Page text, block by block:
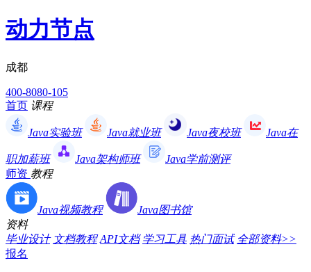
动力节点
成都
400-8080-105
首页 课程
Java实验班 Java就业班 Java夜校班 Java在
职加薪班 Java架构师班
Java学前测评
师资 教程
Java视频教程
Java图书馆
资料
毕业设计 文档教程 API文档 学习工具 热门面试 全部资料>>
报名